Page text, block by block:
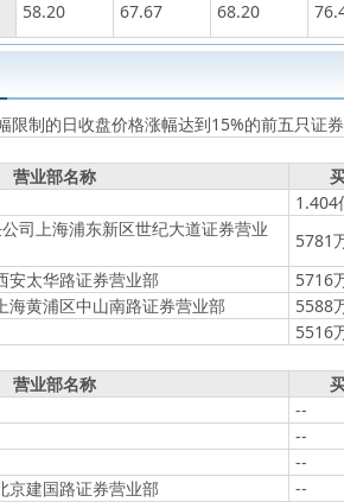
58.20 67.67 68.20
限制的日收盘价格涨幅达到15%的前五只证券
营业部名称
1.404
司上海浦东新区世纪大道证券营业
5781
安太华路证券营业部
5716
海黄浦区中山南路证券营业部
5588
5516
营业部名称
--
--
--
京建国路证券营业部
--